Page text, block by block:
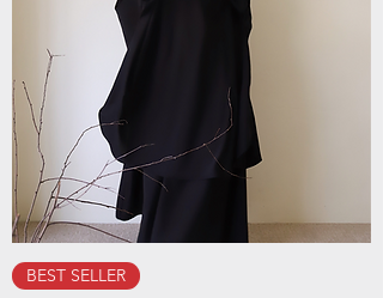
BEST SELLER